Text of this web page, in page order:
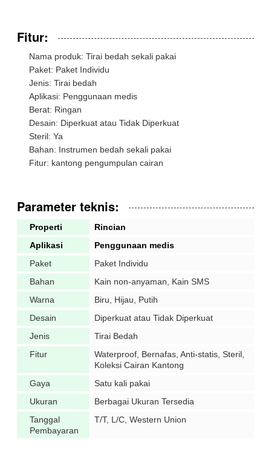
Fitur:
Nama produk: Tirai bedah sekali pakai
Paket: Paket Individu
Jenis: Tirai bedah
Aplikasi: Penggunaan medis
Berat: Ringan
Desain: Diperkuat atau Tidak Diperkuat
Steril: Ya
Bahan: Instrumen bedah sekali pakai
Fitur: kantong pengumpulan cairan
Parameter teknis:
Properti
Rincian
Aplikasi
Penggunaan medis
Paket
Paket Individu
Bahan
Kain non-anyaman, Kain SMS
Warna
Biru, Hijau, Putih
Desain
Diperkuat atau Tidak Diperkuat
Jenis
Tirai Bedah
Fitur
Waterproof, Bernafas, Anti-statis, Steril,
Koleksi Cairan Kantong
Gaya
Satu kali pakai
Ukuran
Berbagai Ukuran Tersedia
Tanggal
Pembayaran
T/T, L/C, Western Union